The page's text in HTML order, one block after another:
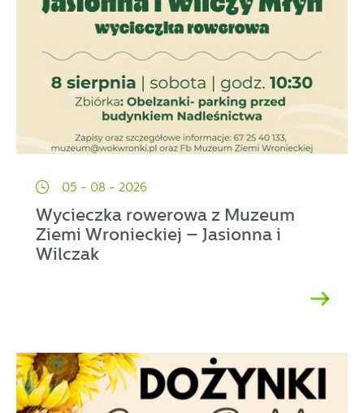
05 - 08 - 2026
Wycieczka rowerowa z Muzeum
Ziemi Wronieckiej – Jasionna i
Wilczak